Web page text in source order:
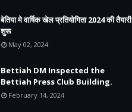
बेतिया मे वार्षिक खेल प्रतियोगिता 2024 की तैयारी
शुरू
May 02, 2024
Bettiah DM Inspected the
Bettiah Press Club Building.
February 14, 2024